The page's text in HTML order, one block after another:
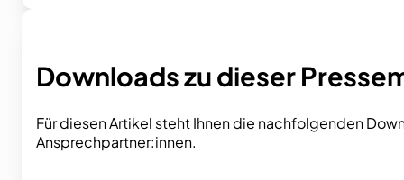
Downloads zu dieser
Für diesen Artikel steht Ihnen die nachfolgenden
Ansprechpartner:innen.